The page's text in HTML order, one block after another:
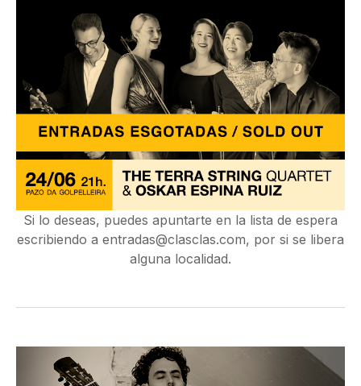
Si lo deseas, puedes apuntarte en la lista de espera
escribiendo a entradas@clasclas.com, por si se libera
alguna localidad.